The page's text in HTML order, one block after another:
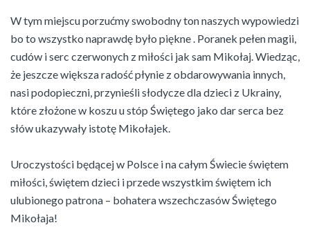
W tym miejscu porzućmy swobodny ton naszych wypowiedzi
bo to wszystko naprawdę było piękne . Poranek pełen magii,
cudów i serc czerwonych z miłości jak sam Mikołaj. Wiedząc,
że jeszcze większa radość płynie z obdarowywania innych,
nasi podopieczni, przynieśli słodycze dla dzieci z Ukrainy,
które złożone w koszu u stóp Świętego jako dar serca bez
słów ukazywały istotę Mikołajek.
Uroczystości będącej w Polsce i na całym Świecie świętem
miłości, świętem dzieci i przede wszystkim świętem ich
ulubionego patrona – bohatera wszechczasów Świętego
Mikołaja!